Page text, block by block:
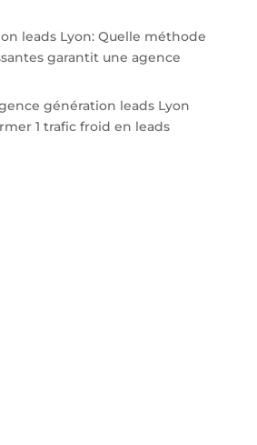
leads Lyon: Quelle méthode
garantit une agence
génération leads Lyon
1 trafic froid en leads